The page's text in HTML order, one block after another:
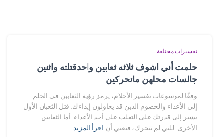
تفسيرات مختلفة
حلمت أني اشوف ثلاثه ثعابين واحدقتلته واثنين
جالسات محلهن ماتحركين
وفقًا لموسوعات تفسير الأحلام، يرمز رؤية الثعابين في الحلم
إلى الأعداء والخصوم الذين قد يحاولون إيذاءك. قتل الثعبان الأول
يشير إلى قدرتك على التغلب على أحد الأعداء. أما الثعابين
الأخرى اللتي لم تتحرك، فتعني أن اقرأ المزيد…